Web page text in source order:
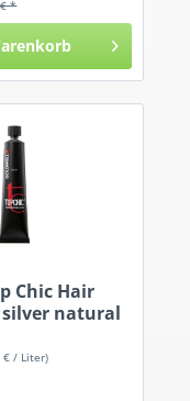
*
Chic Hair
silver natural
€ / Liter)